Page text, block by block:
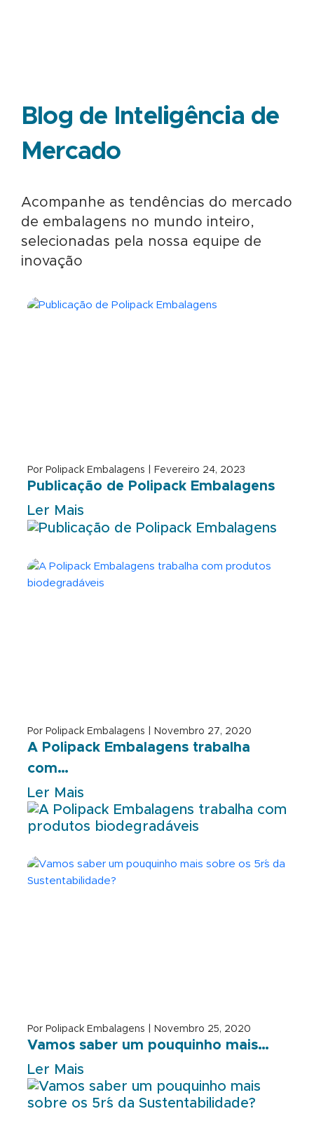
Blog de Inteligência de
Mercado
Acompanhe as tendências do mercado
de embalagens no mundo inteiro,
selecionadas pela nossa equipe de
inovação
Por Polipack Embalagens | Fevereiro 24, 2023
Publicação de Polipack Embalagens
Ler Mais
Por Polipack Embalagens | Novembro 27, 2020
A Polipack Embalagens trabalha
com…
Ler Mais
Por Polipack Embalagens | Novembro 25, 2020
Vamos saber um pouquinho mais…
Ler Mais